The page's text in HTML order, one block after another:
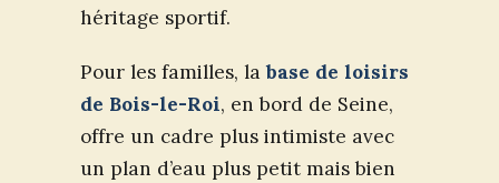
héritage sportif.
Pour les familles, labase de loisirs
de Bois-le-Roi, en bord de Seine,
offre un cadre plus intimiste avec
un plan d’eau plus petit mais bien